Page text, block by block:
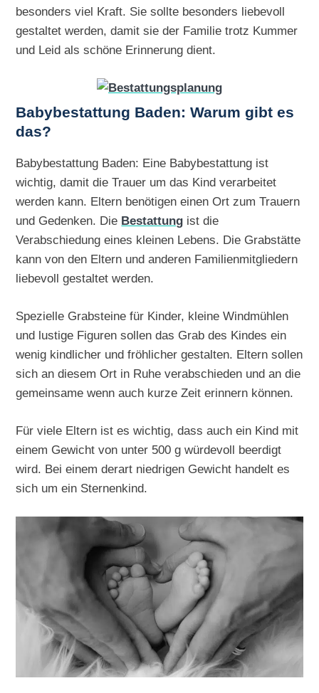
besonders viel Kraft. Sie sollte besonders liebevoll
gestaltet werden, damit sie der Familie trotz Kummer
und Leid als schöne Erinnerung dient.
Babybestattung Baden: Warum gibt es
das?
Babybestattung Baden: Eine Babybestattung ist
wichtig, damit die Trauer um das Kind verarbeitet
werden kann. Eltern benötigen einen Ort zum Trauern
und Gedenken. Die Bestattung ist die
Verabschiedung eines kleinen Lebens. Die Grabstätte
kann von den Eltern und anderen Familienmitgliedern
liebevoll gestaltet werden.
Spezielle Grabsteine für Kinder, kleine Windmühlen
und lustige Figuren sollen das Grab des Kindes ein
wenig kindlicher und fröhlicher gestalten. Eltern sollen
sich an diesem Ort in Ruhe verabschieden und an die
gemeinsame wenn auch kurze Zeit erinnern können.
Für viele Eltern ist es wichtig, dass auch ein Kind mit
einem Gewicht von unter 500 g würdevoll beerdigt
wird. Bei einem derart niedrigen Gewicht handelt es
sich um ein Sternenkind.